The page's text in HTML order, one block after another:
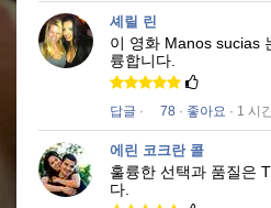
셰릴 린
이 영화 Manos sucias
륭합니다.
답글 · 78 · 좋아요 · 1 시
에린 코크란 콜
훌륭한 선택과 품질은
다.